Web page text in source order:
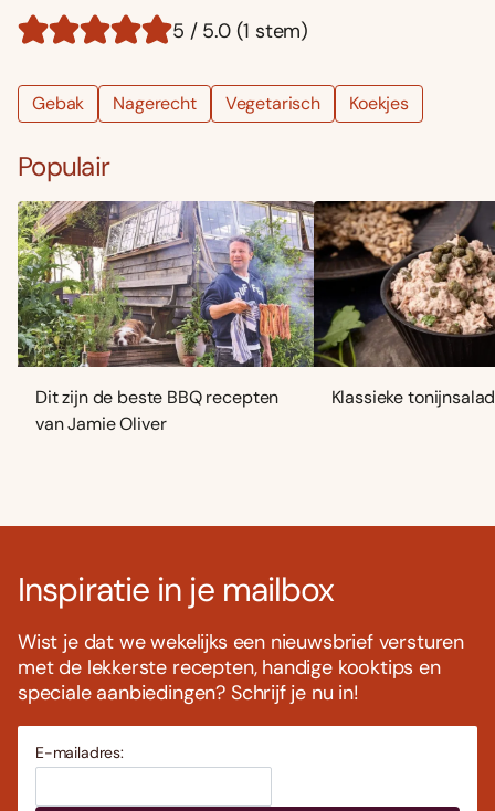
5 / 5.0 (1 stem)
Gebak Nagerecht Vegetarisch Koekjes
Populair
Dit zijn de beste BBQ recepten
van Jamie Oliver
Klassieke
Inspiratie in je mailbox
Wist je dat we wekelijks een nieuwsbrief versturen
met de lekkerste recepten, handige kooktips en
speciale aanbiedingen? Schrijf je nu in!
E-mailadres: